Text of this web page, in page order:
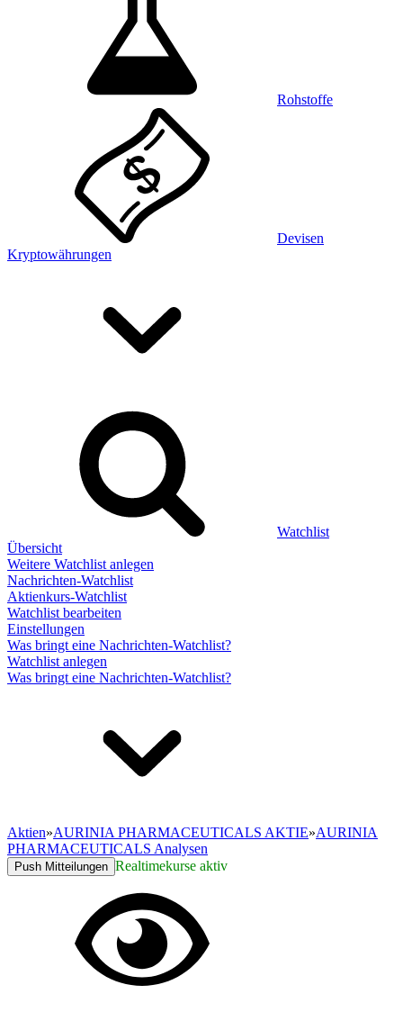
Rohstoffe
Devisen
Kryptowährungen
Watchlist
Übersicht
Weitere Watchlist anlegen
Nachrichten-Watchlist
Aktienkurs-Watchlist
Watchlist bearbeiten
Einstellungen
Was bringt eine Nachrichten-Watchlist?
Watchlist anlegen
Was bringt eine Nachrichten-Watchlist?
Aktien»AURINIA PHARMACEUTICALS AKTIE»AURINIA
PHARMACEUTICALS Analysen
Push Mitteilungen Realtimekurse aktiv